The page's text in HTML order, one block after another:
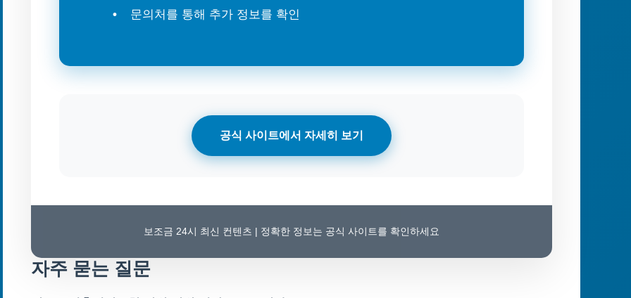
문의처를 통해 추가 정보를 확인
공식 사이트에서 자세히 보기
보조금 24시 최신 컨텐츠 | 정확한 정보는 공식 사이트를 확인하세요
자주 묻는 질문